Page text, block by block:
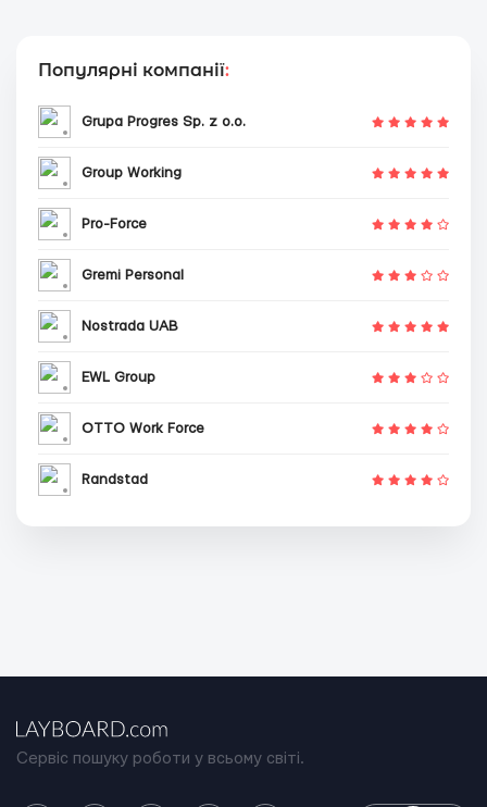
Популярні компанії:
Grupa Progres Sp. z o.o.
Group Working
Pro-Force
Gremi Personal
Nostrada UAB
EWL Group
OTTO Work Force
Randstad
Сервіс пошуку роботи у всьому світі.